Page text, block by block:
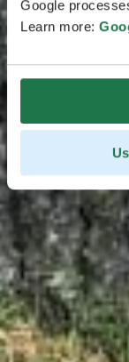
Google
Learn more: